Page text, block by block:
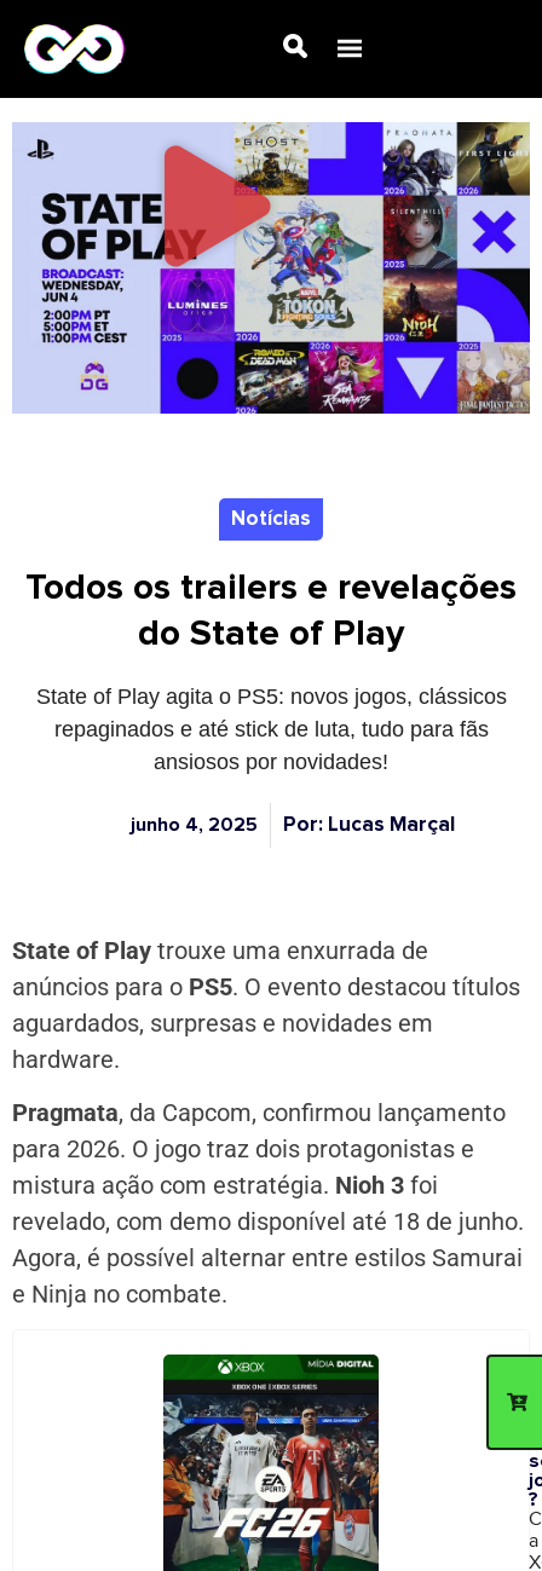
Notícias
Todos os trailers e revelações
do State of Play
State of Play agita o PS5: novos jogos, clássicos
repaginados e até stick de luta, tudo para fãs
ansiosos por novidades!
junho 4, 2025 Por: Lucas Marçal
State of Play trouxe uma enxurrada de
anúncios para o PS5. O evento destacou títulos
aguardados, surpresas e novidades em
hardware.
Pragmata, da Capcom, confirmou lançamento
para 2026. O jogo traz dois protagonistas e
mistura ação com estratégia. Nioh 3 foi
revelado, com demo disponível até 18 de junho.
Agora, é possível alternar entre estilos Samurai
e Ninja no combate.
?
a